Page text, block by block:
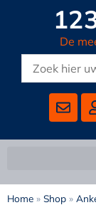
De
Home » Shop »